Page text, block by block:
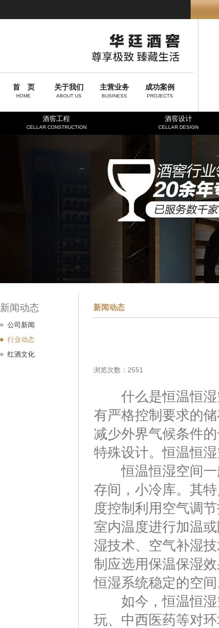
首 页
HOME
关于我们
ABOUT US
主营业务
BUSINESS
成功案例
PROJECTS
酒窖工程
CELLAR CONSTRUCTION
酒窖设计
CELLAR DESIGN
新闻动态
公司新闻
行业动态
红酒文化
新闻动态
浏览次数：2551
什么是恒温恒湿
有严格控制要求的
减少外界气候条件
特殊设计。恒温恒
恒温恒湿空间一
存间，小冷库。其
度控制利用空气调
室内温度进行加温
湿技术、空气补湿
制应选用保温保湿
恒湿系统稳定的空
如今，恒温恒湿
玩、中西医药等对